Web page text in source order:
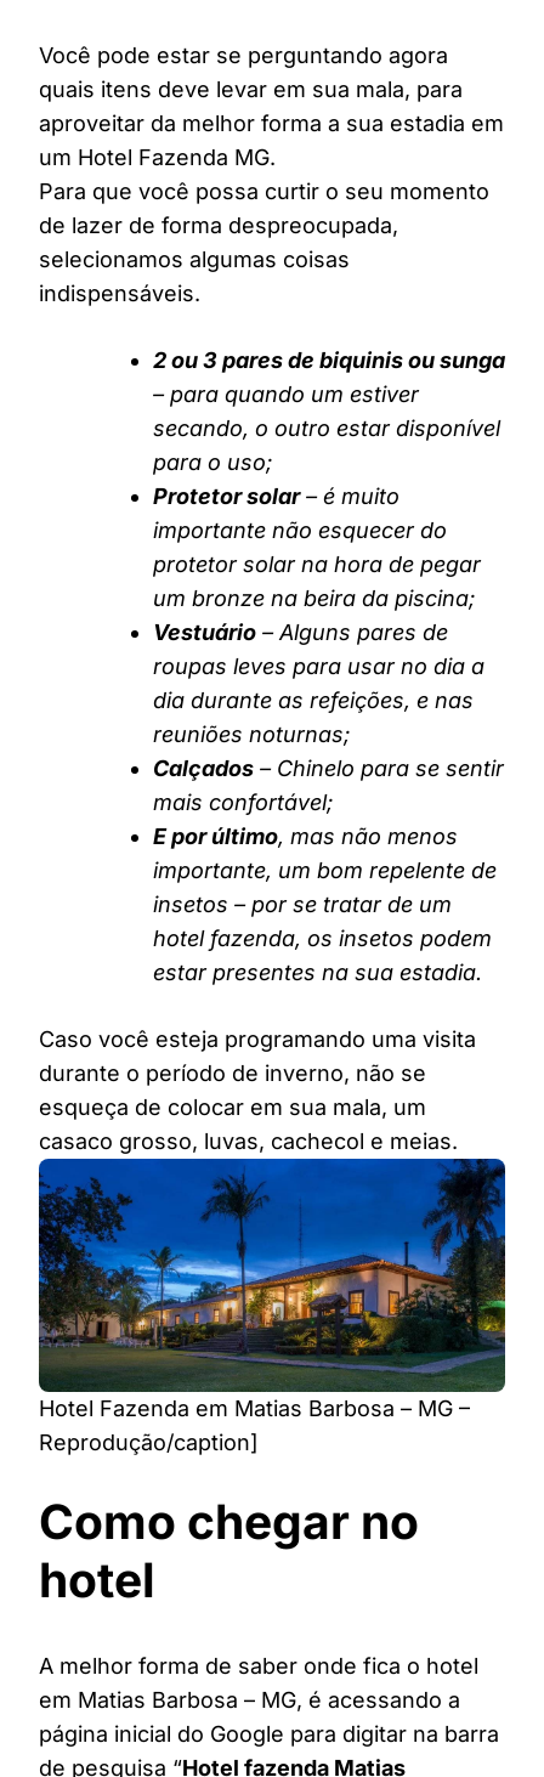
Você pode estar se perguntando agora
quais itens deve levar em sua mala, para
aproveitar da melhor forma a sua estadia em
um Hotel Fazenda MG.
Para que você possa curtir o seu momento
de lazer de forma despreocupada,
selecionamos algumas coisas
indispensáveis.
2 ou 3 pares de biquinis ou sunga
– para quando um estiver
secando, o outro estar disponível
para o uso;
Protetor solar– é muito
importante não esquecer do
protetor solar na hora de pegar
um bronze na beira da piscina;
Vestuário – Alguns pares de
roupas leves para usar no dia a
dia durante as refeições, e nas
reuniões noturnas;
Calçados – Chinelo para se sentir
mais confortável;
E por último, mas não menos
importante, um bom repelente de
insetos – por se tratar de um
hotel fazenda, os insetos podem
estar presentes na sua estadia.
Caso você esteja programando uma visita
durante o período de inverno, não se
esqueça de colocar em sua mala, um
casaco grosso, luvas, cachecol e meias.
Hotel Fazenda em Matias Barbosa – MG –
Reprodução/caption]
Como chegar no
hotel
A melhor forma de saber onde fica o hotel
em Matias Barbosa – MG, é acessando a
página inicial do Google para digitar na barra
de pesquisa “Hotel fazenda Matias